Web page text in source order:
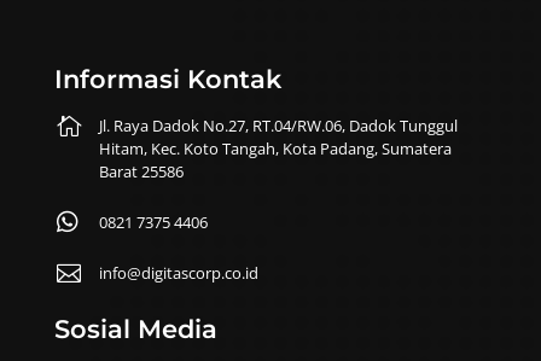
Informasi Kontak

Jl. Raya Dadok No.27, RT.04/RW.06, Dadok Tunggul
Hitam, Kec. Koto Tangah, Kota Padang, Sumatera
Barat 25586
 0821 7375 4406
 info@digitascorp.co.id
Sosial Media